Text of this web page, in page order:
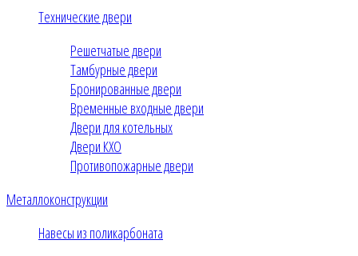
Технические двери
Решетчатые двери
Тамбурные двери
Бронированные двери
Временные входные двери
Двери для котельных
Двери КХО
Противопожарные двери
Металлоконструкции
Навесы из поликарбоната